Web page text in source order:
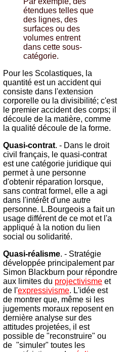
étendues telles que
des lignes, des
surfaces ou des
volumes entrent
dans cette sous-
catégorie.
Pour les Scolastiques, la
quantité est un accident qui
consiste dans l'extension
corporelle ou la divisibilité; c'est
le premier accident des corps; il
découle de la matière, comme
la qualité découle de la forme.
Quasi-contrat. - Dans le droit
civil français, le quasi-contrat
est une catégorie juridique qui
permet à une personne
d'obtenir réparation lorsque,
sans contrat formel, elle a agi
dans l'intérêt d'une autre
personne. L.Bourgeois a fait un
usage différent de ce mot et l'a
appliqué à la notion du lien
social ou solidarité.
Quasi-réalisme. - Stratégie
développée principalement par
Simon Blackburn pour répondre
aux limites du projectivisme et
de l'expressivisme. L'idée est
de montrer que, même si les
jugements moraux reposent en
dernière analyse sur des
attitudes projetées, il est
possible de "reconstruire" ou
de "simuler" toutes les